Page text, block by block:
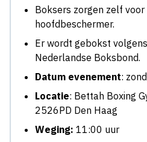
Boksers zorgen zelf
hoofdbeschermer.
Er wordt gebokst
Nederlandse Boksbond.
Datum evenement:
Locatie: Bettah Boxing
2526PD Den Haag
Weging: 11:00 uur